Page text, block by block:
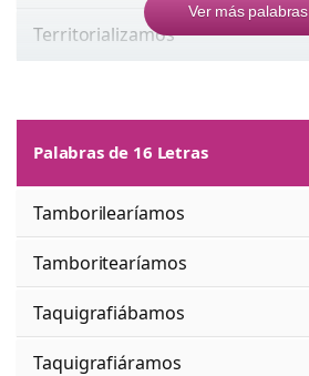
Territorializamos
Ver más palabras
Palabras de 16 Letras
Tamborilearíamos
Tamboritearíamos
Taquigrafiábamos
Taquigrafiáramos